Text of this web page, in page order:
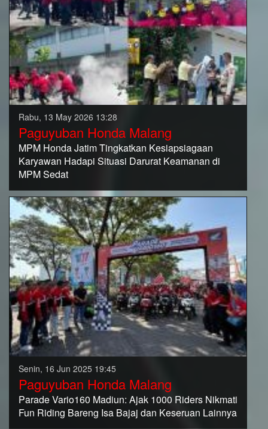
Rabu, 13 May 2026 13:28
Paguyuban Honda Malang
MPM Honda Jatim Tingkatkan Kesiapsiagaan
Karyawan Hadapi Situasi Darurat Keamanan di
MPM Sedat
Senin, 16 Jun 2025 19:45
Paguyuban Honda Malang
Parade Vario160 Madiun: Ajak 1000 Riders Nikmati
Fun Riding Bareng Isa Bajaj dan Keseruan Lainnya